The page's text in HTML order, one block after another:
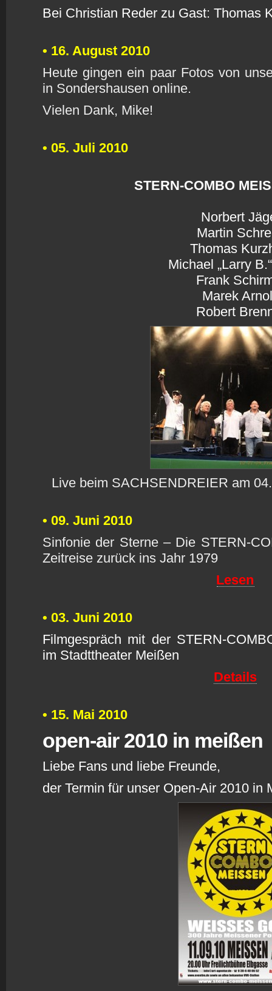
Bei Christian Reder zu Gast: Thomas
• 16. August 2010
Heute gingen ein paar Fotos von
in Sondershausen online.
Vielen Dank, Mike!
• 05. Juli 2010
STERN-COMBO
Norbert
Martin
Thomas
Michael „Larry
Frank
Marek
Robert
Live beim SACHSENDREIER am
• 09. Juni 2010
Sinfonie der Sterne – Die STERN-
Zeitreise zurück ins Jahr 1979
Lesen
• 03. Juni 2010
Filmgespräch mit der STERN-
im Stadttheater Meißen
Details
• 15. Mai 2010
open-air 2010 in meißen
Liebe Fans und liebe Freunde,
der Termin für unser Open-Air 2010 in